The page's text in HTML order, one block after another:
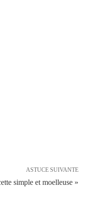
ASTUCE SUIVANTE
simple et moelleuse »